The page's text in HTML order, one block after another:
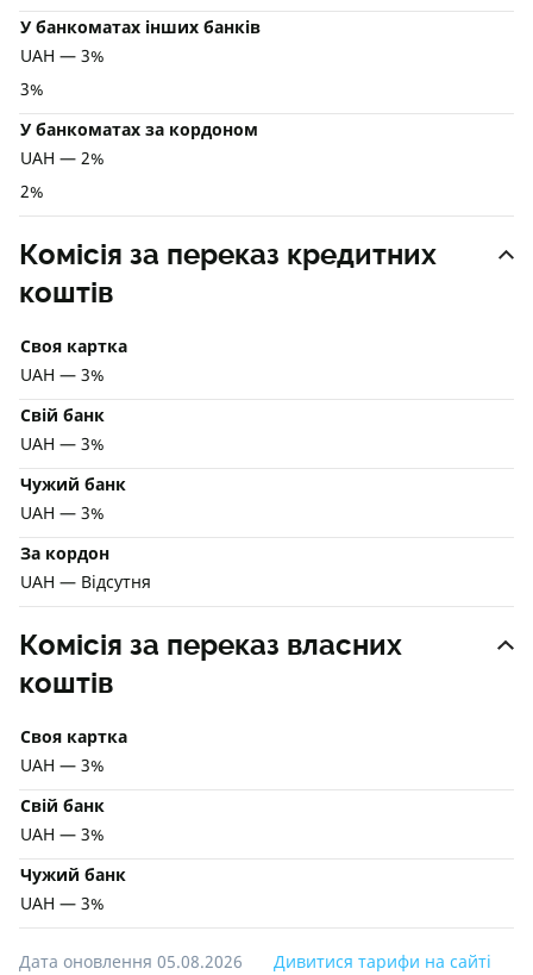
У банкоматах інших банків
UAH — 3%
3%
У банкоматах за кордоном
UAH — 2%
2%
Комісія за переказ кредитних
коштів
Своя картка
UAH — 3%
Свій банк
UAH — 3%
Чужий банк
UAH — 3%
За кордон
UAH — Відсутня
Комісія за переказ власних
коштів
Своя картка
UAH — 3%
Свій банк
UAH — 3%
Чужий банк
UAH — 3%
Дата оновлення 05.08.2026
Дивитися тарифи на сайті